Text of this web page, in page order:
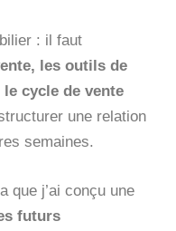
: il faut
les outils de
cycle de vente
une relation
semaines.
que j’ai conçu une
futurs